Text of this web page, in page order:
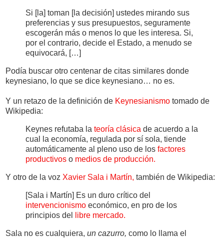
Si [la] toman [la decisión] ustedes mirando sus
preferencias y sus presupuestos, seguramente
escogerán más o menos lo que les interesa. Si,
por el contrario, decide el Estado, a menudo se
equivocará, […]
Podía buscar otro centenar de citas similares donde
keynesiano, lo que se dice keynesiano… no es.
Y un retazo de la definición de Keynesianismo tomado de
Wikipedia:
Keynes refutaba la teoría clásica de acuerdo a la
cual la economía, regulada por sí sola, tiende
automáticamente al pleno uso de los factores
productivos o medios de producción.
Y otro de la voz Xavier Sala i Martín, también de Wikipedia:
[Sala i Martín] Es un duro crítico del
intervencionismo económico, en pro de los
principios del
libre mercado.
Sala no es cualquiera, un cazurro, como lo llama el